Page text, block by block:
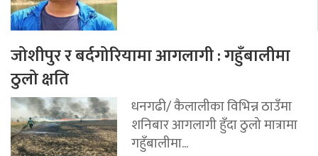
जोशीपुर र बर्दगोरियामा आगलागी : गहुँबालीमा
ठुलो क्षति
धनगढी/ कैलालीका विभिन्न ठाउँमा
शनिबार आगलागी हुँदा ठुलो मात्रामा
गहुँबालीमा...